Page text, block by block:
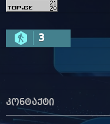
3
კონტაქტი